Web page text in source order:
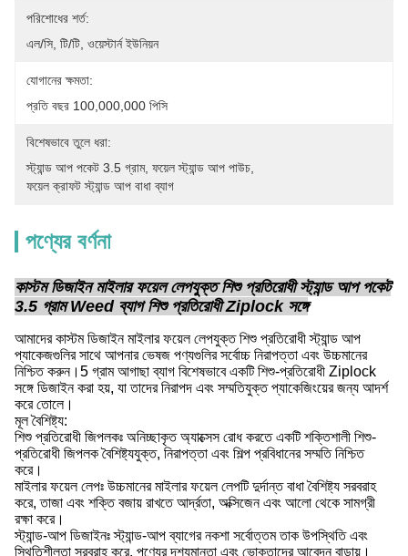
পরিশোধের শর্ত:
এল/সি, টি/টি, ওয়েস্টার্ন ইউনিয়ন
যোগানের ক্ষমতা:
প্রতি বছর 100,000,000 পিসি
বিশেষভাবে তুলে ধরা:
স্ট্যান্ড আপ পকেট 3.5 গ্রাম, ফয়েল স্ট্যান্ড আপ পাউচ
ফয়েল ক্রাফট স্ট্যান্ড আপ বাধা ব্যাগ
পণ্যের বর্ণনা
কাস্টম ডিজাইন মাইলার ফয়েল লেপযুক্ত শিশু প্রতিরোধী স্ট্যান্ড আপ পকেট
3.5 গ্রাম Weed ব্যাগ শিশু প্রতিরোধী Ziplock সঙ্গে
আমাদের কাস্টম ডিজাইন মাইলার ফয়েল লেপযুক্ত শিশু প্রতিরোধী স্ট্যান্ড আপ
প্যাকেজগুলির সাথে আপনার ভেষজ পণ্যগুলির সর্বোচ্চ নিরাপত্তা এবং উচ্চমানের
নিশ্চিত করুন।5 গ্রাম আগাছা ব্যাগ বিশেষভাবে একটি শিশু-প্রতিরোধী Ziplock
সঙ্গে ডিজাইন করা হয়, যা তাদের নিরাপদ এবং সম্মতিযুক্ত প্যাকেজিংয়ের জন্য আদর্শ
করে তোলে।
মূল বৈশিষ্ট্য:
শিশু প্রতিরোধী জিপলকঃ অনিচ্ছাকৃত অ্যাক্সেস রোধ করতে একটি শক্তিশালী শিশু-
প্রতিরোধী জিপলক বৈশিষ্ট্যযুক্ত, নিরাপত্তা এবং শিল্প প্রবিধানের সম্মতি নিশ্চিত
করে।
মাইলার ফয়েল লেপঃ উচ্চমানের মাইলার ফয়েল লেপটি দুর্দান্ত বাধা বৈশিষ্ট্য সরবরাহ
করে, তাজা এবং শক্তি বজায় রাখতে আর্দ্রতা, অক্সিজেন এবং আলো থেকে সামগ্রী
রক্ষা করে।
স্ট্যান্ড-আপ ডিজাইনঃ স্ট্যান্ড-আপ ব্যাগের নকশা সর্বোত্তম তাক উপস্থিতি এবং
স্থিতিশীলতা সরবরাহ করে, পণ্যের দৃশ্যমানতা এবং ভোক্তাদের আবেদন বাড়ায়।